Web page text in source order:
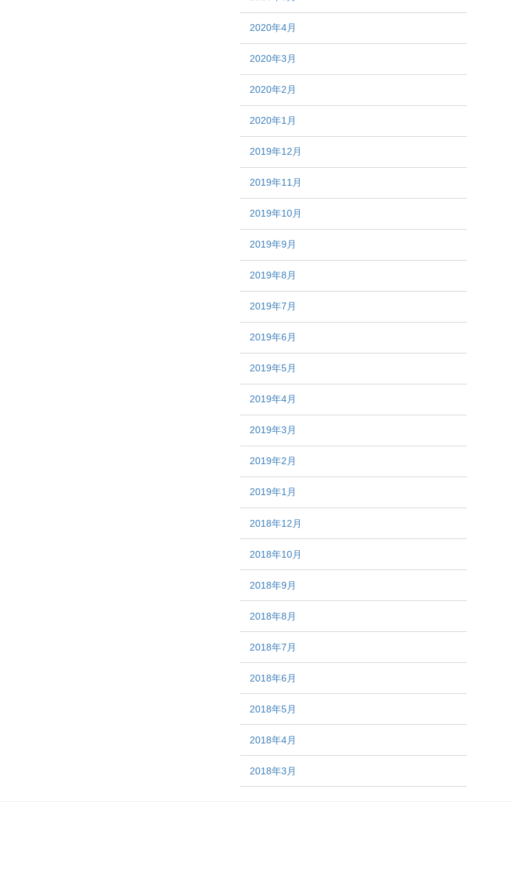
2020年4月
2020年3月
2020年2月
2020年1月
2019年12月
2019年11月
2019年10月
2019年9月
2019年8月
2019年7月
2019年6月
2019年5月
2019年4月
2019年3月
2019年2月
2019年1月
2018年12月
2018年10月
2018年9月
2018年8月
2018年7月
2018年6月
2018年5月
2018年4月
2018年3月